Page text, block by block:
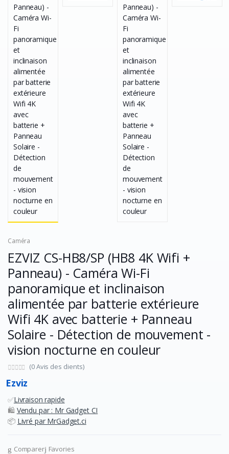
Caméra
EZVIZ CS-HB8/SP (HB8 4K Wifi +
Panneau) - Caméra Wi-Fi
panoramique et inclinaison
alimentée par batterie extérieure
Wifi 4K avec batterie + Panneau
Solaire - Détection de mouvement -
vision nocturne en couleur
(0 Avis des clients)
Ezviz
✅Livraison rapide
🛍️ Vendu par : Mr Gadget CI
📦 Livré par MrGadget.ci
Comparer Favories